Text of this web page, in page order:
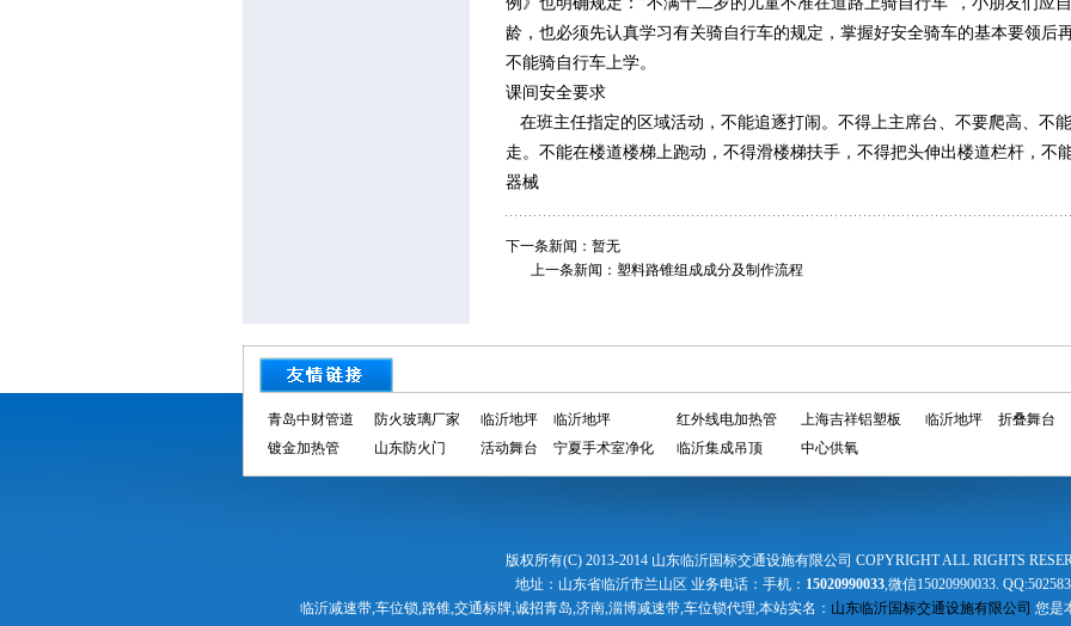
龄，也必须先认真学习有关骑自行车的规定，掌握好安全骑车的基本要领后
不能骑自行车上学。
课间安全要求
在班主任指定的区域活动，不能追逐打闹。不得上主席台、不要爬高、不
走。不能在楼道楼梯上跑动，不得滑楼梯扶手，不得把头伸出楼道栏杆，不
器械
下一条新闻：暂无
上一条新闻： 塑料路锥组成成分及制作流程
青岛中财管道 防火玻璃厂家 临沂地坪 临沂地坪 红外线电加热管 上海吉祥铝塑板 临沂地坪
折叠舞台
镀金加热管
山东防火门 活动舞台 宁夏手术室净化 临沂集成吊顶 中心供氧
版权所有(C) 2013-2014 山东临沂国标交通设施有限公司 COPYRIGHT ALL RIGHTS
地址：山东省临沂市兰山区 业务电话：手机： 15020990033,微信15020990033.
临沂减速带,车位锁,路锥,交通标牌,诚招青岛,济南,淄博减速带,车位锁代理,本站实名： 山东临沂国标交通设施有限公司 您是